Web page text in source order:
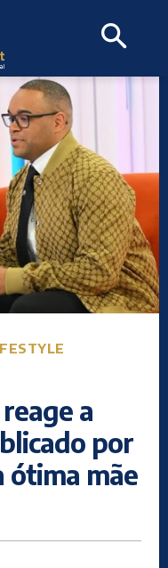
a
por
ótima mãe